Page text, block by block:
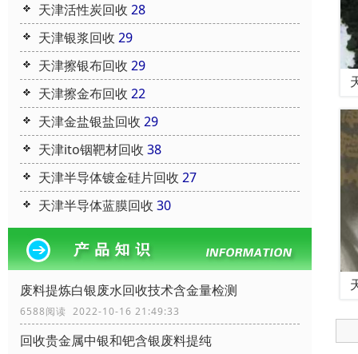
天津活性炭回收 28
天津银浆回收 29
天津擦银布回收 29
天津擦金布回收 22
天津金盐银盐回收 29
天津ito铟靶材回收 38
天津半导体镀金硅片回收 27
天津半导体蓝膜回收 30
废料提炼白银废水回收技术含金量检测
6588阅读 2022-10-16 21:49:33
回收贵金属中银和钯含银废料提纯